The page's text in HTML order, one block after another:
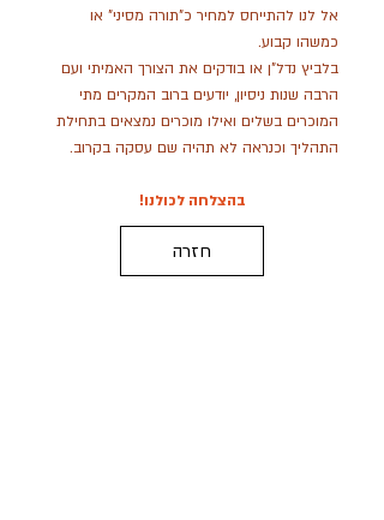
חזרה
אל לנו להתייחס למחיר כ"תורה מסיני" או
כמשהו קבוע.
בלביץ נדל"ן או בודקים את הצורך האמיתי ועם
הרבה שנות ניסיון, יודעים ברוב המקרים מתי
המוכרים בשלים ואילו מוכרים נמצאים בתחילת
התהליך וכנראה לא תהיה שם עסקה בקרוב.
בהצלחה לכולנו!